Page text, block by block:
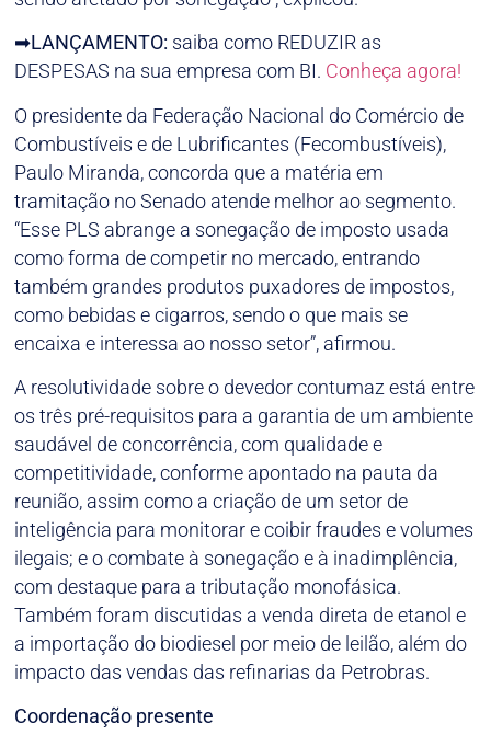
➡LANÇAMENTO: saiba como REDUZIR as
DESPESAS na sua empresa com BI. Conheça agora!
O presidente da Federação Nacional do Comércio de
Combustíveis e de Lubrificantes (Fecombustíveis),
Paulo Miranda, concorda que a matéria em
tramitação no Senado atende melhor ao segmento.
“Esse PLS abrange a sonegação de imposto usada
como forma de competir no mercado, entrando
também grandes produtos puxadores de impostos,
como bebidas e cigarros, sendo o que mais se
encaixa e interessa ao nosso setor”, afirmou.
A resolutividade sobre o devedor contumaz está entre
os três pré-requisitos para a garantia de um ambiente
saudável de concorrência, com qualidade e
competitividade, conforme apontado na pauta da
reunião, assim como a criação de um setor de
inteligência para monitorar e coibir fraudes e volumes
ilegais; e o combate à sonegação e à inadimplência,
com destaque para a tributação monofásica.
Também foram discutidas a venda direta de etanol e
a importação do biodiesel por meio de leilão, além do
impacto das vendas das refinarias da Petrobras.
Coordenação presente